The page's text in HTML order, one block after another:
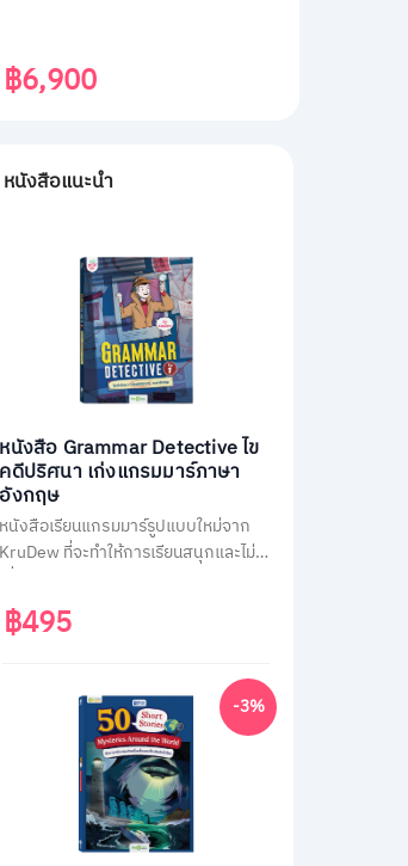
฿6,900
หนังสือแนะนำ
หนังสือ Grammar Detective ไข
คดีปริศนา เก่งแกรมมาร์ภาษา
อังกฤษ
หนังสือเรียนแกรมมาร์รูปแบบใหม่จาก
KruDew ที่จะทำให้การเรียนสนุกและไม่น่า
สวมบทนักสืบ ไขคดีปริศนาไปพร้อมกับ
การเรียนรู้หลักแกรมมาร์ที่ครอบคลุม
ฝึกหัดทบทวนความเข้าใจมากกว่า 400
฿495
-3%